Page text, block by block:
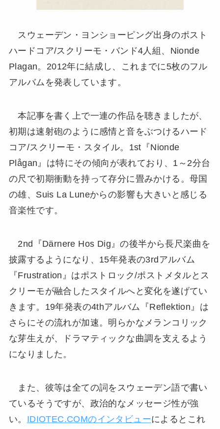
スウェーデン・ヨンショーピング出身のポスト
ハードコア/スクリーモ・バンド4人組、Nionde
Plagan。2012年に結成し、これまでに5枚のフル
アルバムを発表しています。
本記事を書く上で一連の作品を聴きましたが、
初期は速射砲のように感情と音をぶつけるハード
コア/スクリーモ・スタイル。1st『Nionde
Plågan』は特にその傾向が表れており、1～2分台
の尺で初期衝動を持って存分に畳みかける。母国
の雄、Suis La Luneからの影響も大きいと感じる
音楽性です。
2nd『D​ä​rnere Hos Dig』の後半から長尺楽曲を
披露するようになり、15年発表の3rdアルバム
『Frustration』はポストロック/ポストメタルとス
クリーモが融合したスタイルへと変化を遂げてい
きます。19年発表の4thアルバム『Reflektion』は
さらにその流れが加速。明らかなメランコリック
な芽生えが、ドラマティックな曲調を支えるよう
になりました。
また、彼等は全ての詞をスウェーデン語で書い
ているそうですが、政治的なメッセージ性が強
い。 IDIOTEC.COMのインタビューによるとこれ